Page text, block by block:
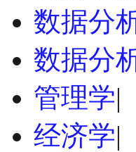
数据分
数据分
管理学|
经济学|